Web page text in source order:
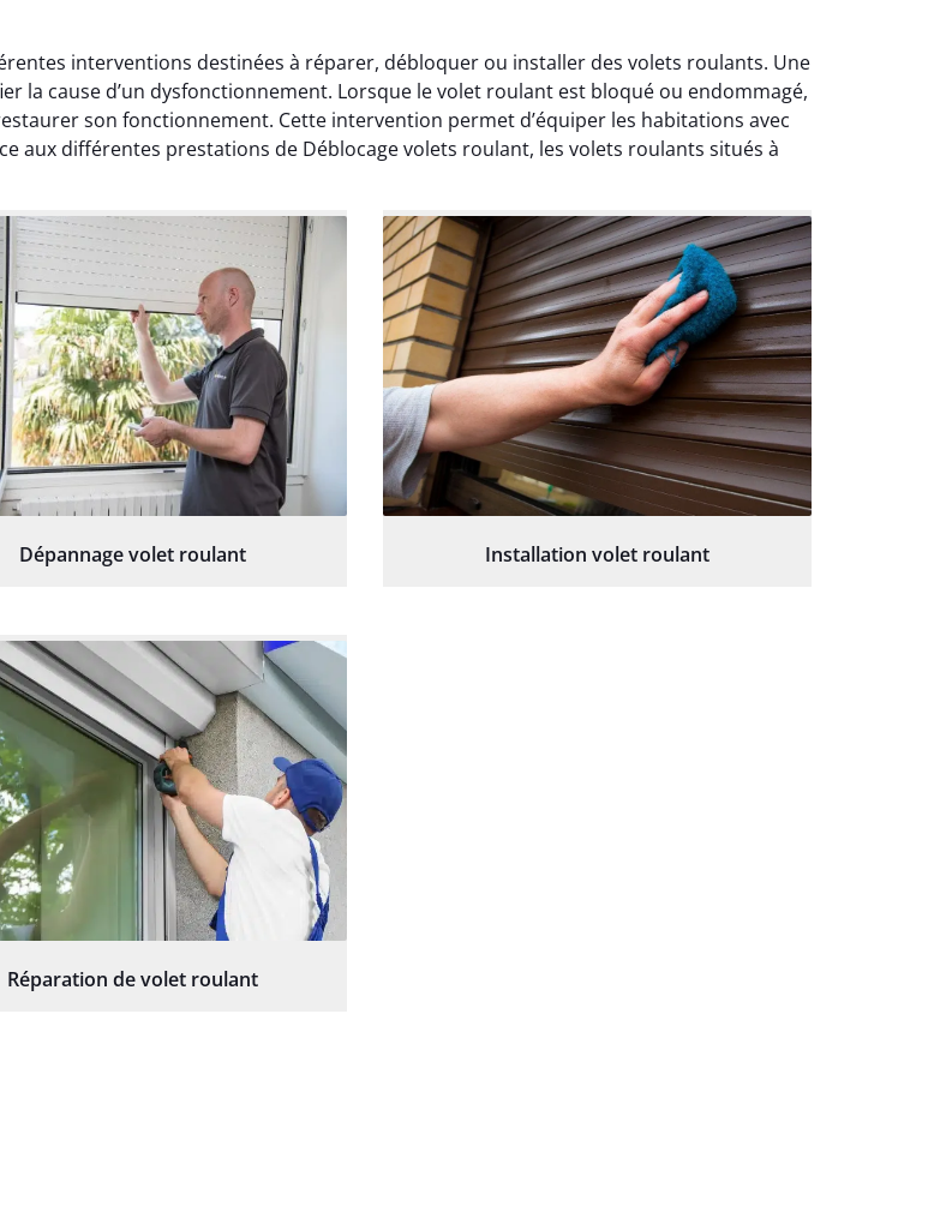
interventions destinées à réparer, débloquer ou installer des volets roulants. Une
la cause d’un dysfonctionnement. Lorsque le volet roulant est bloqué ou endommagé,
son fonctionnement. Cette intervention permet d’équiper les habitations avec
aux différentes prestations de Déblocage volets roulant, les volets roulants situés à
Dépannage volet roulant Installation volet roulant
Réparation de volet roulant